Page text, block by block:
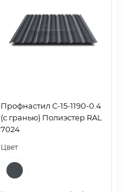
Профнастил С-15-1190-0.4
(с гранью) Полиэстер RAL
7024
Цвет